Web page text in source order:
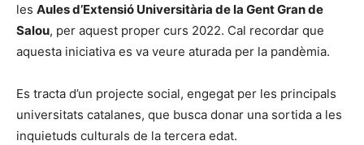
les Aules d’Extensió Universitària de la Gent Gran de
Salou, per aquest proper curs 2022. Cal recordar que
aquesta iniciativa es va veure aturada per la pandèmia.
Es tracta d’un projecte social, engegat per les principals
universitats catalanes, que busca donar una sortida a les
inquietuds culturals de la tercera edat.